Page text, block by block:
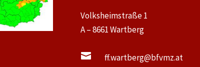
Volksheimstraße 1
A – 8661 Wartberg
 ff.wartberg@bfvmz.at